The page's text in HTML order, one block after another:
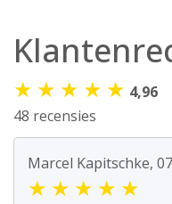
★ ★ ★ ★ ★ 4,96
48 recensies
Marcel Kapitschke,
★ ★ ★ ★ ★